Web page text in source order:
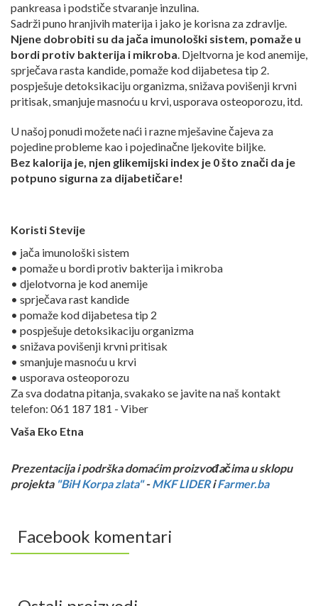
pankreasa i podstiče stvaranje inzulina.
Sadrži puno hranjivih materija i jako je korisna za zdravlje.
Njene dobrobiti su da jača imunološki sistem, pomaže u
bordi protiv bakterija i mikroba. Djeltvorna je kod anemije,
sprječava rasta kandide, pomaže kod dijabetesa tip 2.
pospješuje detoksikaciju organizma, snižava povišenji krvni
pritisak, smanjuje masnoću u krvi, usporava osteoporozu, itd.
U našoj ponudi možete naći i razne mješavine čajeva za
pojedine probleme kao i pojedinačne ljekovite biljke.
Bez kalorija je, njen glikemijski index je 0 što znači da je
potpuno sigurna za dijabetičare!
Koristi Stevije
• jača imunološki sistem
• pomaže u bordi protiv bakterija i mikroba
• djelotvorna je kod anemije
• sprječava rast kandide
• pomaže kod dijabetesa tip 2
• pospješuje detoksikaciju organizma
• snižava povišenji krvni pritisak
• smanjuje masnoću u krvi
• usporava osteoporozu
Za sva dodatna pitanja, svakako se javite na naš kontakt
telefon: 061 187 181 - Viber
Vaša Eko Etna
Prezentacija i podrška domaćim proizvođačima u sklopu
projekta "BiH Korpa zlata"-MKF LIDERiFarmer.ba
Facebook komentari